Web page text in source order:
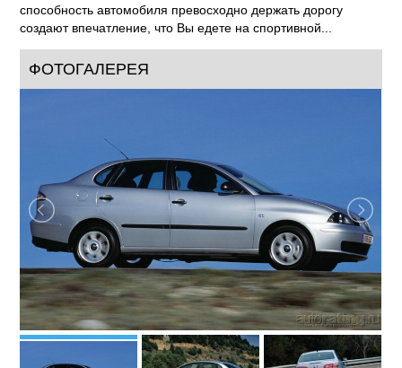
способность автомобиля превосходно держать дорогу
создают впечатление, что Вы едете на спортивной...
ФОТОГАЛЕРЕЯ